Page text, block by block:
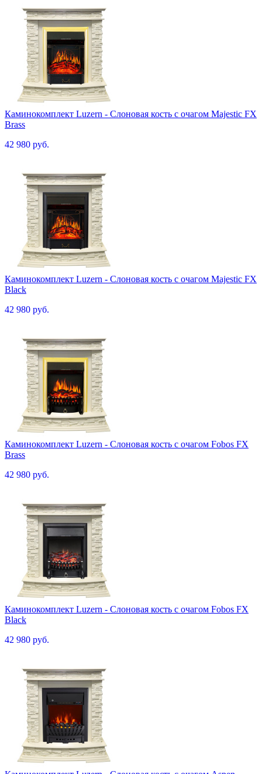
Каминокомплект Luzern - Слоновая кость с очагом Majestic FX
Brass
42 980 руб.
Каминокомплект Luzern - Слоновая кость с очагом Majestic FX
Black
42 980 руб.
Каминокомплект Luzern - Слоновая кость с очагом Fobos FX
Brass
42 980 руб.
Каминокомплект Luzern - Слоновая кость с очагом Fobos FX
Black
42 980 руб.